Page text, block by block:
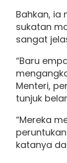
Bahkan, ia
sukatan
sangat
“Baru
Menteri,
tunjuk
“Mereka
katanya